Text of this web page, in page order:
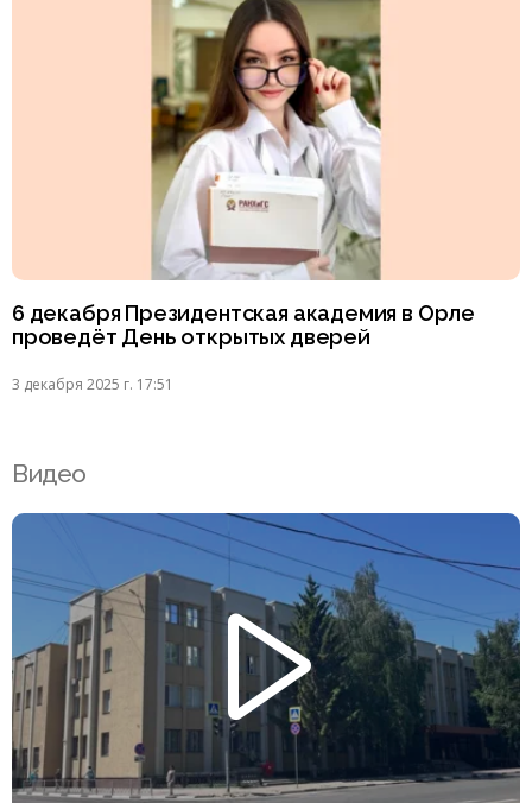
6 декабря Президентская академия в Орле
проведёт День открытых дверей
3 декабря 2025 г. 17:51
Видео